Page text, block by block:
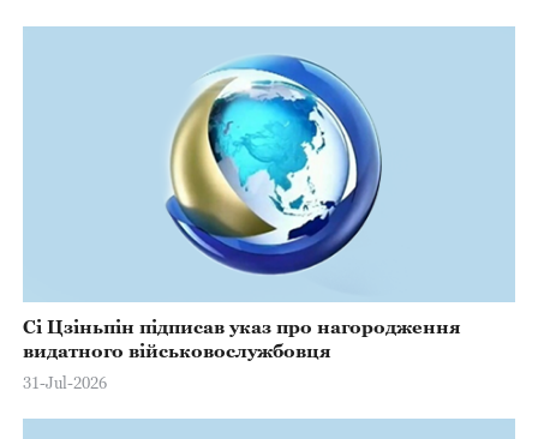
Сі Цзіньпін підписав указ про нагородження
видатного військовослужбовця
31-Jul-2026